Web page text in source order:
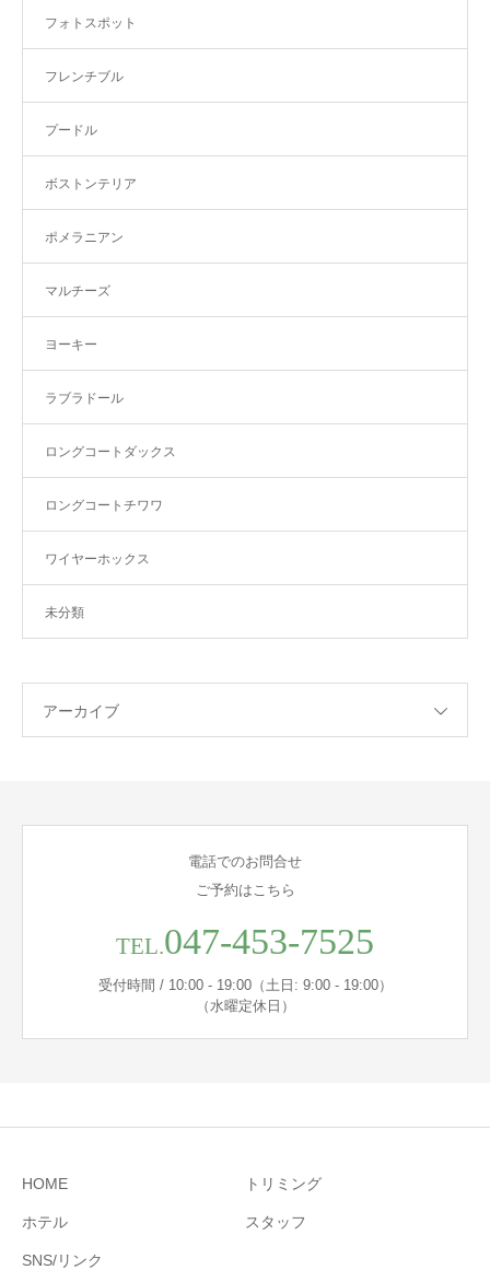
フォトスポット
フレンチブル
プードル
ボストンテリア
ポメラニアン
マルチーズ
ヨーキー
ラブラドール
ロングコートダックス
ロングコートチワワ
ワイヤーホックス
未分類
アーカイブ
電話でのお問合せ
ご予約はこちら
TEL.047-453-7525
受付時間 / 10:00 - 19:00（土日: 9:00 - 19:00）
（水曜定休日）
HOME トリミング
ホテル スタッフ
SNS/リンク